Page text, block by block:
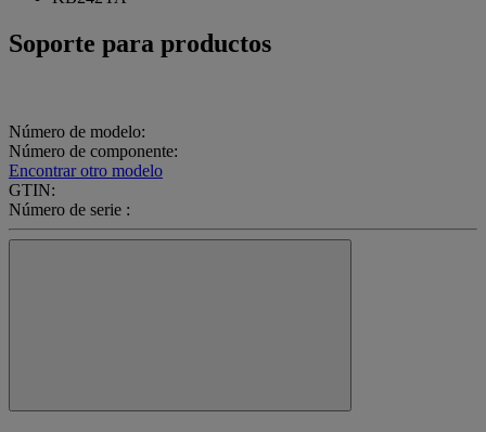
Soporte para productos
Número de modelo:
Número de componente:
Encontrar otro modelo
GTIN:
Número de serie :